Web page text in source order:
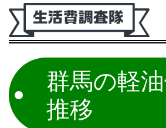
群馬の軽
推移